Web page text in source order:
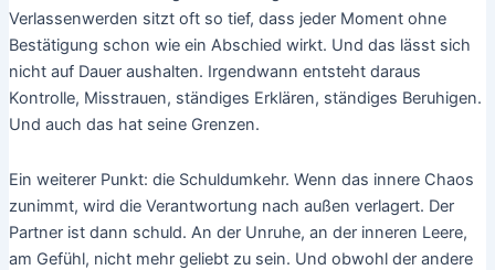
Verlassenwerden sitzt oft so tief, dass jeder Moment ohne
Bestätigung schon wie ein Abschied wirkt. Und das lässt sich
nicht auf Dauer aushalten. Irgendwann entsteht daraus
Kontrolle, Misstrauen, ständiges Erklären, ständiges Beruhigen.
Und auch das hat seine Grenzen.
Ein weiterer Punkt: die Schuldumkehr. Wenn das innere Chaos
zunimmt, wird die Verantwortung nach außen verlagert. Der
Partner ist dann schuld. An der Unruhe, an der inneren Leere,
am Gefühl, nicht mehr geliebt zu sein. Und obwohl der andere